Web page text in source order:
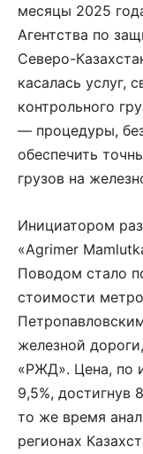
месяцы 2025
Агентства по
Северо-
касалась услуг,
контрольного
— процедуры,
обеспечить
грузов на
Инициатором
«Agrimer
Поводом стало
стоимости
железной
«РЖД». Цена, по
9,5%, достигнув
то же время
регионах